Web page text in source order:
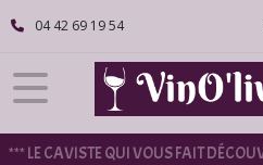
04 42 69 19 54